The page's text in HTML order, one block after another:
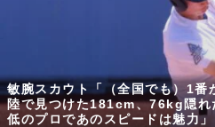
敏腕スカウト「（全国でも）1
陸で見つけた181cm、76kg隠れ
低のプロであのスピードは魅力」